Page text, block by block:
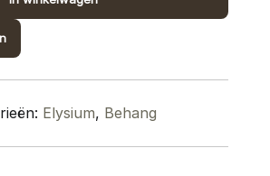
10480-
08
quantity
Elysium, Behang